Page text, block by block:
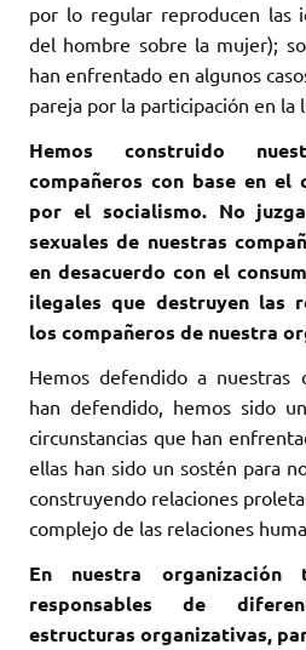
por lo regular reproducen las
del hombre sobre la mujer);
han enfrentado en algunos
pareja por la participación en la
Hemos construido
compañeros con base en el
por el socialismo. No
sexuales de nuestras
en desacuerdo con el
ilegales que destruyen las
los compañeros de nuestra
Hemos defendido a nuestras
han defendido, hemos sido
circunstancias que han
ellas han sido un sostén para
construyendo relaciones
complejo de las relaciones
En nuestra organización
responsables de
estructuras organizativas,